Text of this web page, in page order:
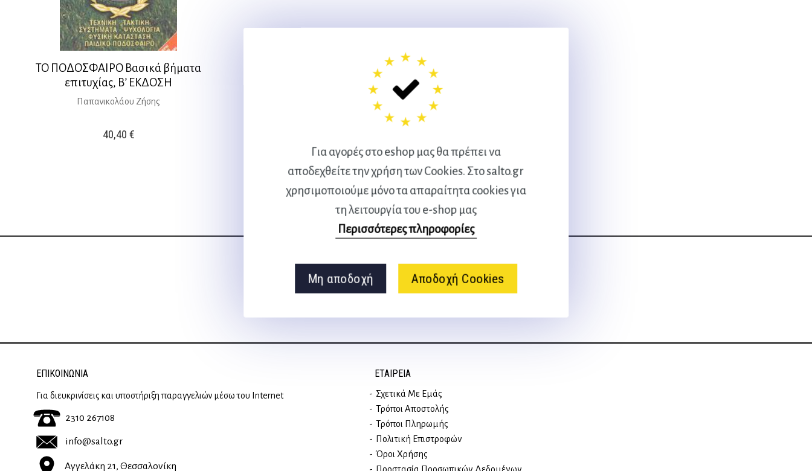
Για αγορές στο eshop μας θα πρέπει να
αποδεχθείτε την χρήση των Cookies. Στο salto.gr
χρησιμοποιούμε μόνο τα απαραίτητα cookies για
τη λειτουργία του e-shop μας
Περισσότερες πληροφορίες
Μη αποδοχή Αποδοχή Cookies
ΤΟ ΠΟΔΟΣΦΑΙΡΟ Βασικά βήματα
επιτυχίας, Β’ ΕΚΔΟΣΗ
Παπανικολάου Ζήσης
40,40 €
Ακολουθήστε μας
ΕΠΙΚΟΙΝΩΝΊΑ
Για διευκρινίσεις και υποστήριξη παραγγελιών μέσω του Internet
2310 267108
info@salto.gr
Αγγελάκη 21, Θεσσαλονίκη
ΕΤΑΙΡΕΊΑ
Σχετικά Με Εμάς
Τρόποι Αποστολής
Τρόποι Πληρωμής
Πολιτική Επιστροφών
Όροι Χρήσης
Προστασία Προσωπικών Δεδομένων